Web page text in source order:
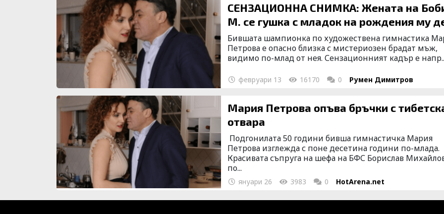
СЕНЗАЦИОННА СНИМКА: Жената на
М. се гушка с младок на рождения му
Бившата шампионка по художествена гимнастика
Петрова е опасно близка с мистериозен брадат мъж,
видимо по-млад от нея. Сензационният кадър е
февруари 13 16170 0 Румен Димитров
Мария Петрова опъва бръчки с
отвара
Подгонилата 50 години бивша гимнастичка Мария
Петрова изглежда с поне десетина години по-млада.
Красивата съпруга на шефа на БФС Борислав
по...
януари 26 3983 0 HotArena.net